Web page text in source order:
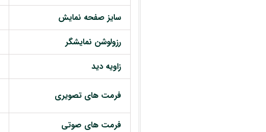
سایز صفحه نمایش
رزولوشن نمایشگر
زاویه دید
فرمت های تصویری
فرمت های صوتی